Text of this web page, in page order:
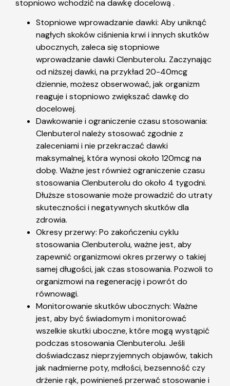
stopniowo wchodzić na dawkę docelową .
Stopniowe wprowadzanie dawki: Aby uniknąć
nagłych skoków ciśnienia krwi i innych skutków
ubocznych, zaleca się stopniowe
wprowadzanie dawki Clenbuterolu. Zaczynając
od niższej dawki, na przykład 20-40mcg
dziennie, możesz obserwować, jak organizm
reaguje i stopniowo zwiększać dawkę do
docelowej.
Dawkowanie i ograniczenie czasu stosowania:
Clenbuterol należy stosować zgodnie z
zaleceniami i nie przekraczać dawki
maksymalnej, która wynosi około 120mcg na
dobę. Ważne jest również ograniczenie czasu
stosowania Clenbuterolu do około 4 tygodni.
Dłuższe stosowanie może prowadzić do utraty
skuteczności i negatywnych skutków dla
zdrowia.
Okresy przerwy: Po zakończeniu cyklu
stosowania Clenbuterolu, ważne jest, aby
zapewnić organizmowi okres przerwy o takiej
samej długości, jak czas stosowania. Pozwoli to
organizmowi na regenerację i powrót do
równowagi.
Monitorowanie skutków ubocznych: Ważne
jest, aby być świadomym i monitorować
wszelkie skutki uboczne, które mogą wystąpić
podczas stosowania Clenbuterolu. Jeśli
doświadczasz nieprzyjemnych objawów, takich
jak nadmierne poty, mdłości, bezsenność czy
drżenie rąk, powinieneś przerwać stosowanie i